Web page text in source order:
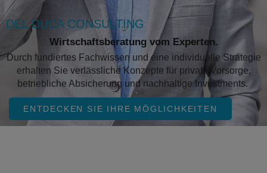
DEL DUCA CONSULTING
Wirtschaftsberatung vom Experten.
Durch fundiertes Fachwissen und eine individuelle Strategie
erhalten Sie verlässliche Konzepte für private Vorsorge,
betriebliche Absicherung und nachhaltige Investments.
ENTDECKEN SIE IHRE MÖGLICHKEITEN